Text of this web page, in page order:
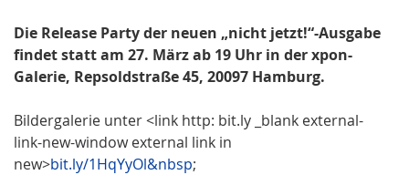
Die Release Party der neuen „nicht jetzt!“-Ausgabe
findet statt am 27. März ab 19 Uhr in der xpon-
Galerie, Repsoldstraße 45, 20097 Hamburg.
Bildergalerie unter <link http: bit.ly _blank external-
link-new-window external link in
new>bit.ly/1HqYyOl&nbsp;